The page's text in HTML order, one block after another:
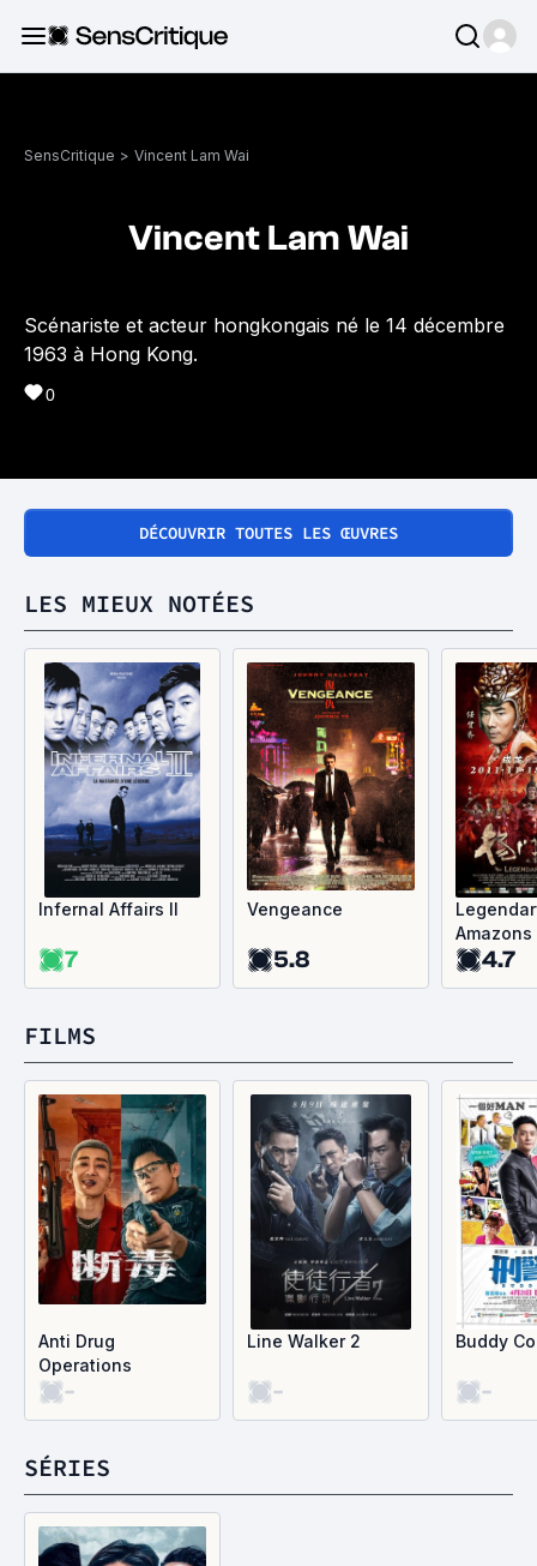
SensCritique > Vincent Lam Wai
Vincent Lam Wai
Scénariste et acteur hongkongais né le 14 décembre
1963 à Hong Kong.
0
DÉCOUVRIR TOUTES LES ŒUVRES
LES MIEUX NOTÉES
Infernal Affairs II
7
Vengeance
5.8
Amazons
4.7
FILMS
Anti Drug
Operations
-
Line Walker 2
-
Buddy
-
SÉRIES